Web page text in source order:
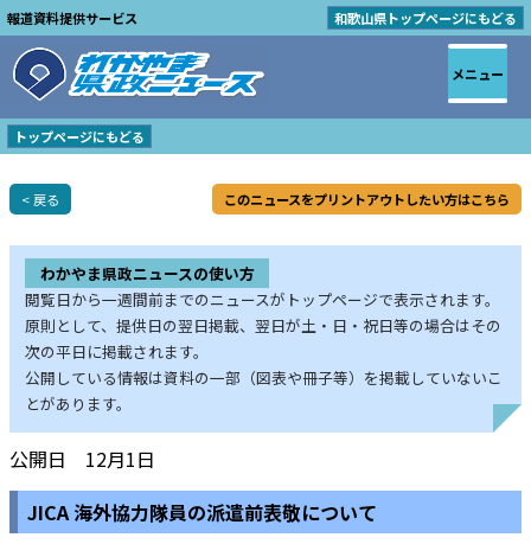
報道資料提供サービス 和歌山県トップページにもどる
トップページにもどる
< 戻る このニュースをプリントアウトしたい方はこちら
わかやま県政ニュースの使い方
閲覧日から一週間前までのニュースがトップページで表示されます。
原則として、提供日の翌日掲載、翌日が土・日・祝日等の場合はその
次の平日に掲載されます。
公開している情報は資料の一部（図表や冊子等）を掲載していないこ
とがあります。
公開日 12月1日
JICA 海外協力隊員の派遣前表敬について
メニュー